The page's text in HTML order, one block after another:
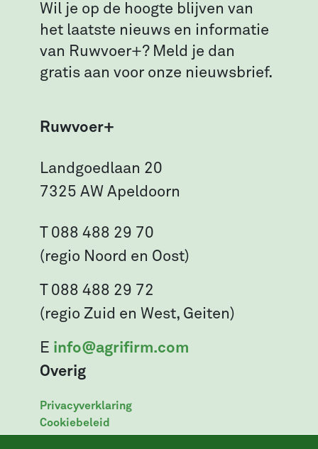
Wil je op de hoogte blijven van
het laatste nieuws en informatie
van Ruwvoer+? Meld je dan
gratis aan voor onze nieuwsbrief.
Ruwvoer+
Landgoedlaan 20
7325 AW Apeldoorn
T 088 488 29 70
(regio Noord en Oost)
T 088 488 29 72
(regio Zuid en West, Geiten)
E info@agrifirm.com
Overig
Privacyverklaring
Cookiebeleid